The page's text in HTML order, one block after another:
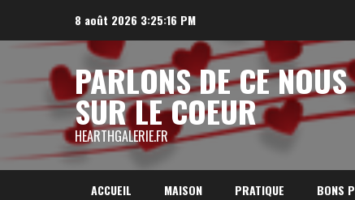
contenu
8 août 2026 3:25:17 PM
PARLONS DE CE
SUR LE COEUR
HEARTHGALERIE.FR
ACCUEIL MAISON PRATIQUE BONS